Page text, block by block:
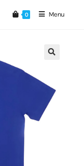
0 Menu